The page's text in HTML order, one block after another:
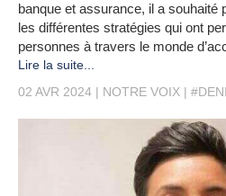
banque et assurance, il a souhaité
les différentes stratégies qui ont
personnes à travers le monde
Lire la suite...
02 AVR 2024
NOTRE VOIX